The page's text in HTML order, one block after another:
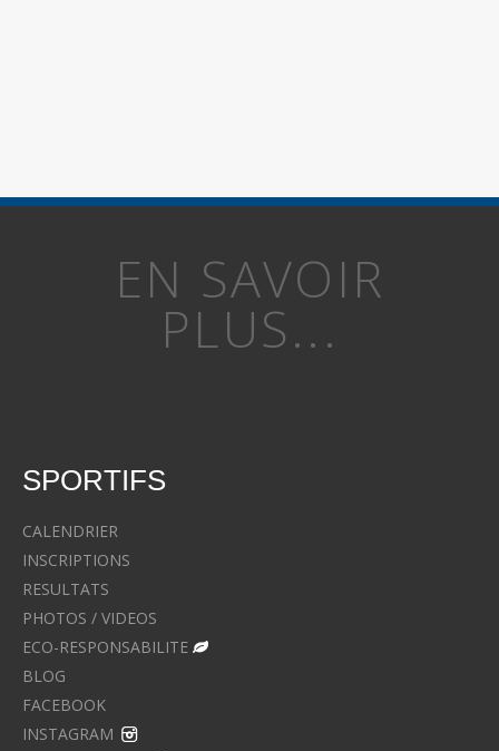
EN SAVOIR
PLUS...
SPORTIFS
CALENDRIER
INSCRIPTIONS
RESULTATS
PHOTOS / VIDEOS
ECO-RESPONSABILITE
BLOG
FACEBOOK
INSTAGRAM